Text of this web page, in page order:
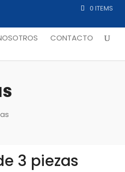
0 ITEMS
CONTACTO
3 piezas